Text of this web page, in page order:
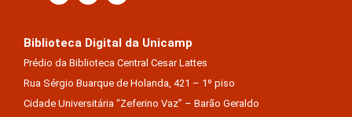
Biblioteca Digital da Unicamp
Prédio da Biblioteca Central Cesar Lattes
Rua Sérgio Buarque de Holanda, 421 – 1º piso
Cidade Universitária “Zeferino Vaz” – Barão Geraldo